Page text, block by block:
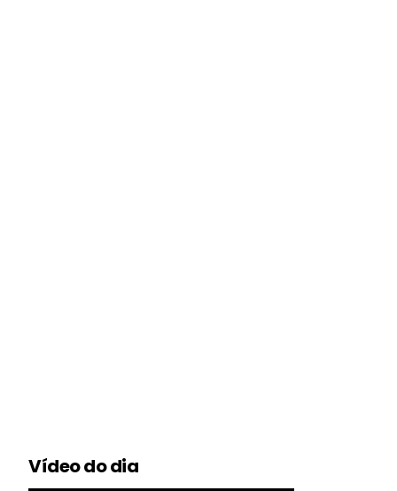
Vídeo do dia